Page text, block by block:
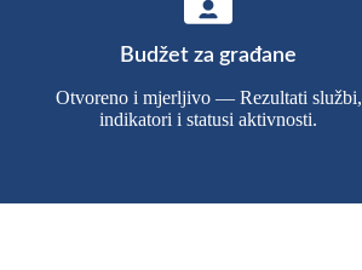
Budžet za građane
Otvoreno i mjerljivo — Rezultati službi,
indikatori i statusi aktivnosti.